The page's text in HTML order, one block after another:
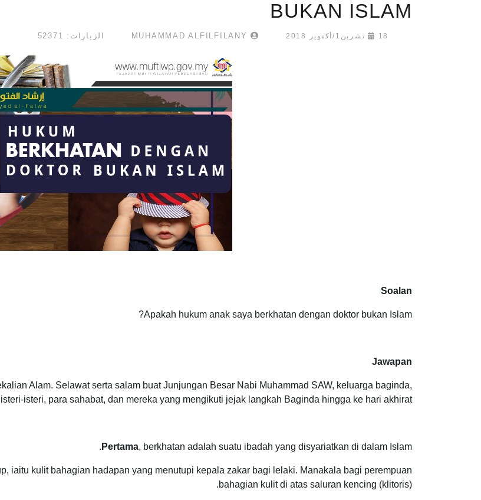
BUKAN ISLAM
18 تشرين1/أكتوير 2018 MUHAMMAD ALFILFILANY الزيارات: 52371
Soalan
Apakah hukum anak saya berkhatan dengan doktor bukan Islam?
Jawapan
Alam. Selawat serta salam buat Junjungan Besar Nabi Muhammad SAW, keluarga baginda,
isteri-isteri, para sahabat, dan mereka yang mengikuti jejak langkah Baginda hingga ke hari akhirat.
Pertama, berkhatan adalah suatu ibadah yang disyariatkan di dalam Islam.
iaitu kulit bahagian hadapan yang menutupi kepala zakar bagi lelaki. Manakala bagi perempuan
bahagian kulit di atas saluran kencing (klitoris).